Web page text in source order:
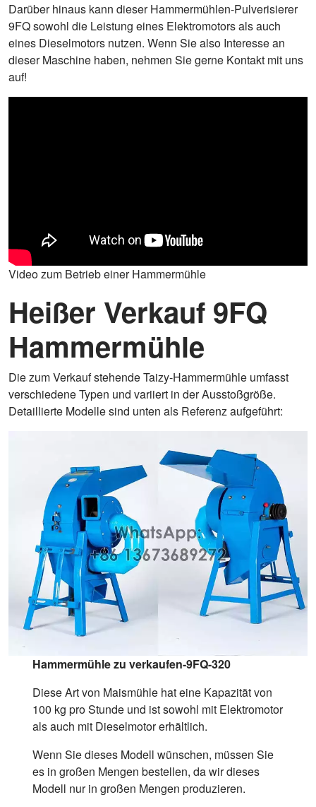
Darüber hinaus kann dieser Hammermühlen-Pulverisierer
9FQ sowohl die Leistung eines Elektromotors als auch
eines Dieselmotors nutzen. Wenn Sie also Interesse an
dieser Maschine haben, nehmen Sie gerne Kontakt mit uns
auf!
Video zum Betrieb einer Hammermühle
Heißer Verkauf 9FQ
Hammermühle
Die zum Verkauf stehende Taizy-Hammermühle umfasst
verschiedene Typen und variiert in der Ausstoßgröße.
Detaillierte Modelle sind unten als Referenz aufgeführt:
Hammermühle zu verkaufen-9FQ-320
Diese Art von Maismühle hat eine Kapazität von
100 kg pro Stunde und ist sowohl mit Elektromotor
als auch mit Dieselmotor erhältlich.
Wenn Sie dieses Modell wünschen, müssen Sie
es in großen Mengen bestellen, da wir dieses
Modell nur in großen Mengen produzieren.